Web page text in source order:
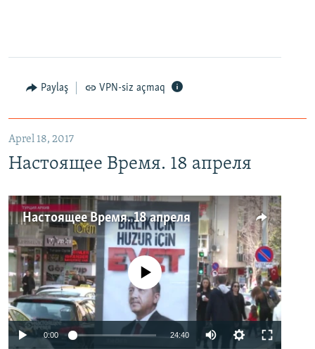
Paylaş VPN-siz açmaq
Aprel 18, 2017
Настоящее Время. 18 апреля
Настоящее Время. 18 апреля
No media source currently available
0:00 24:40